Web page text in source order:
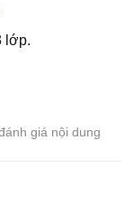
lớp.
giá nội dung